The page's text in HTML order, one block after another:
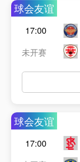
球会友谊
17:00
未开赛
球会友谊
17:00